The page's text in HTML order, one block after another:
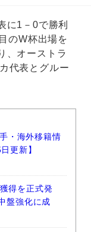
に1－0で勝利
のW杯出場を
、オーストラ
代表とグルー
・海外移籍情
更新】
得を正式発
盤強化に成